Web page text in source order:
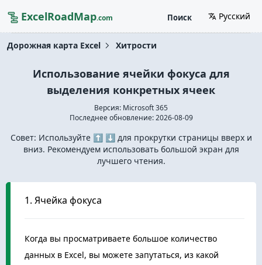
ExcelRoadMap.com Поиск Русский
Дорожная карта Excel Хитрости
Использование ячейки фокуса для
выделения конкретных ячеек
Версия: Microsoft 365
Последнее обновление:2026-08-09
Совет: Используйте ⬆️ ⬇️ для прокрутки страницы вверх и
вниз. Рекомендуем использовать большой экран для
лучшего чтения.
1. Ячейка фокуса
Когда вы просматриваете большое количество
данных в Excel, вы можете запутаться, из какой